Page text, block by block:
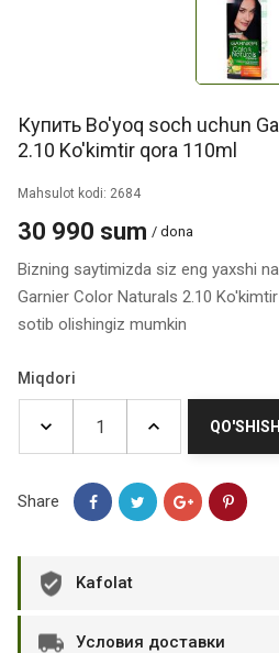
Купить Bo'yoq soch uchun
2.10 Ko'kimtir qora 110ml
Mahsulot kodi: 2684
30 990 sum / dona
Bizning saytimizda siz eng yaxshi
Garnier Color Naturals 2.10
sotib olishingiz mumkin
Miqdori
QO'SHISH
Share
Kafolat
Условия доставки